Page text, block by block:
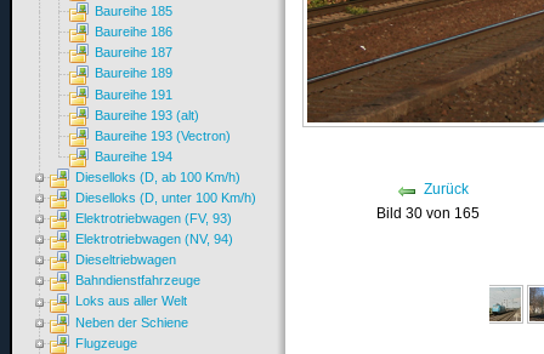
Zurück
Bild 30 von 165
Baureihe 185
Baureihe 186
Baureihe 187
Baureihe 189
Baureihe 191
Baureihe 193 (alt)
Baureihe 193 (Vectron)
Baureihe 194
Dieselloks (D, ab 100 Km/h)
Dieselloks (D, unter 100 Km/h)
Elektrotriebwagen (FV, 93)
Elektrotriebwagen (NV, 94)
Dieseltriebwagen
Bahndienstfahrzeuge
Loks aus aller Welt
Neben der Schiene
Flugzeuge